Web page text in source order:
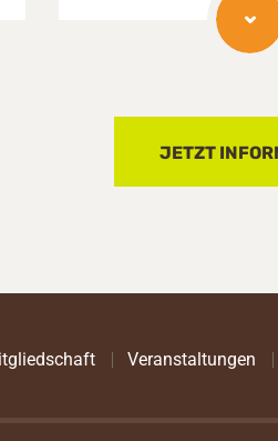
JETZT
Veranstaltungen